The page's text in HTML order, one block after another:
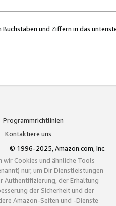
und Ziffern in das
Programmrichtlinien
Kontaktiere uns
© 1996-2025, Amazon.com, Inc.
Cookies und ähnliche Tools
nur, um Dir Dienstleistungen
Authentifizierung, der Erhaltung
der Sicherheit und der
Amazon-Seiten und -Dienste